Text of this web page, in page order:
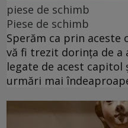
piese de schimb
Piese de schimb
Sperăm ca prin aceste
vă fi trezit dorința de a
legate de acest capitol
urmări mai